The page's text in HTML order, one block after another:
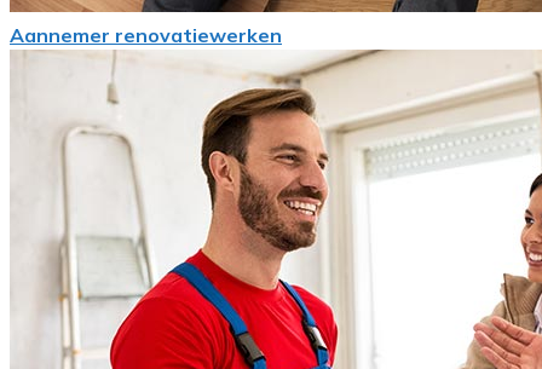
Aannemer renovatiewerken